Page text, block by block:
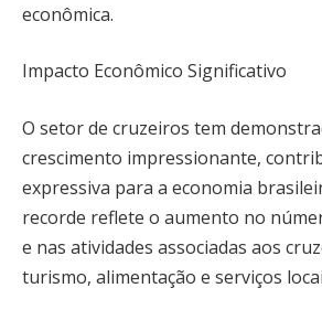
econômica.
Impacto Econômico Significativo
O setor de cruzeiros tem
crescimento impressionante,
expressiva para a economia
recorde reflete o aumento no
e nas atividades associadas aos
turismo, alimentação e serviços